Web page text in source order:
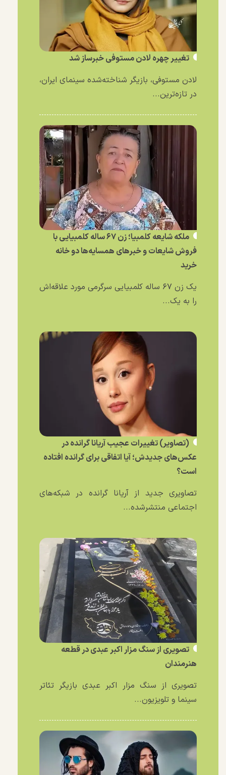
تغییر چهره لادن مستوفی خبرساز شد
لادن مستوفی، بازیگر شناخته‌شده سینمای ایران،
در تازه‌ترین...
ملکه شایعه کلمبیا؛ زن ۶۷ ساله کلمبیایی با
فروش شایعات و خبر‌های همسایه‌ها دو خانه
خرید
یک زن ۶۷ ساله کلمبیایی سرگرمی مورد علاقه‌اش
را به یک...
(تصاویر) تغییرات عجیب آریانا گرانده در
عکس‌های جدیدش؛ آیا اتفاقی برای گرانده افتاده
است؟
تصاویری جدید از آریانا گرانده در شبکه‌های
اجتماعی منتشرشده...
تصویری از سنگ مزار اکبر عبدی در قطعه
هنرمندان
تصویری از سنگ مزار اکبر عبدی بازیگر تئاتر
سینما و تلویزیون...